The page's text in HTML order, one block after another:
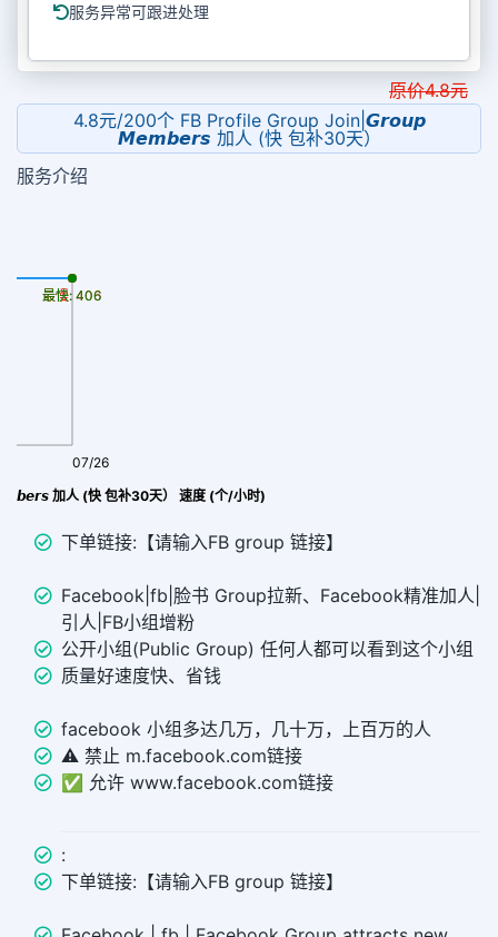
服务异常可跟进处理
原价4.8元
4.8元/200个 FB Profile Group Join|𝙂𝙧𝙤𝙪𝙥
𝙈𝙚𝙢𝙗𝙚𝙧𝙨 加人 (快 包补30天）
服务介绍
FB Profile Group Join|𝙂𝙧𝙤𝙪𝙥 𝙈𝙚𝙢𝙗𝙚𝙧𝙨 加人 (快 包补30天） 速度 (个/小时)
07/26
最慢: 406
最快: 406
下单链接:【请输入FB group 链接】
Facebook|fb|脸书 Group拉新、Facebook精准加人|
引人|FB小组增粉
公开小组(Public Group) 任何人都可以看到这个小组
质量好速度快、省钱
facebook 小组多达几万，几十万，上百万的人
⚠️ 禁止 m.facebook.com链接
✅ 允许 www.facebook.com链接
:
下单链接:【请输入FB group 链接】